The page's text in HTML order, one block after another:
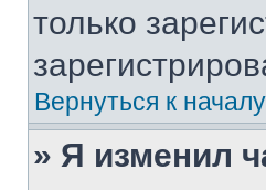
только
Вернуться к началу
» Я изменил